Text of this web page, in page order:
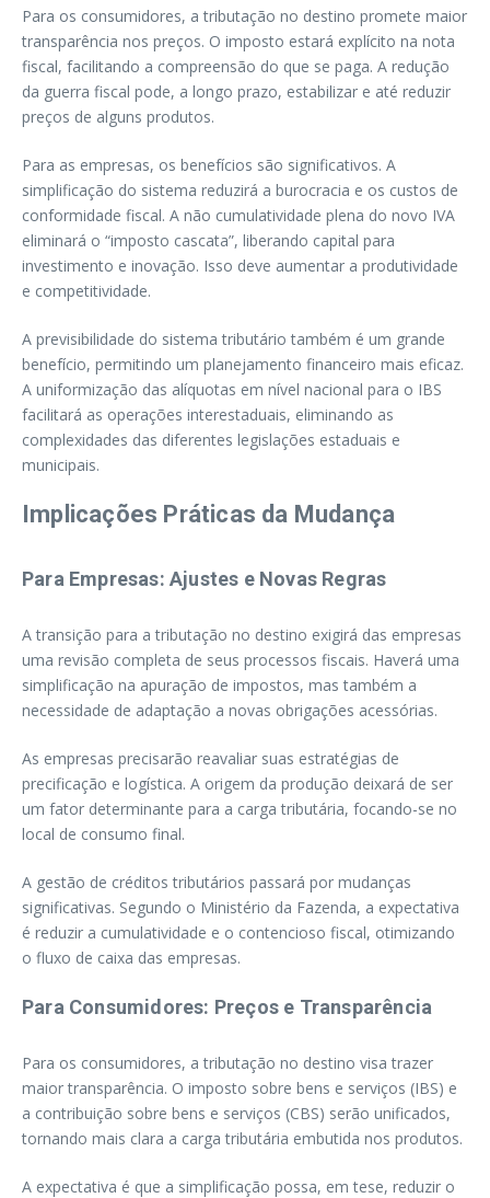
Para os consumidores, a tributação no destino promete maior
transparência nos preços. O imposto estará explícito na nota
fiscal, facilitando a compreensão do que se paga. A redução
da guerra fiscal pode, a longo prazo, estabilizar e até reduzir
preços de alguns produtos.
Para as empresas, os benefícios são significativos. A
simplificação do sistema reduzirá a burocracia e os custos de
conformidade fiscal. A não cumulatividade plena do novo IVA
eliminará o “imposto cascata”, liberando capital para
investimento e inovação. Isso deve aumentar a produtividade
e competitividade.
A previsibilidade do sistema tributário também é um grande
benefício, permitindo um planejamento financeiro mais eficaz.
A uniformização das alíquotas em nível nacional para o IBS
facilitará as operações interestaduais, eliminando as
complexidades das diferentes legislações estaduais e
municipais.
Implicações Práticas da Mudança
Para Empresas: Ajustes e Novas Regras
A transição para a tributação no destino exigirá das empresas
uma revisão completa de seus processos fiscais. Haverá uma
simplificação na apuração de impostos, mas também a
necessidade de adaptação a novas obrigações acessórias.
As empresas precisarão reavaliar suas estratégias de
precificação e logística. A origem da produção deixará de ser
um fator determinante para a carga tributária, focando-se no
local de consumo final.
A gestão de créditos tributários passará por mudanças
significativas. Segundo o Ministério da Fazenda, a expectativa
é reduzir a cumulatividade e o contencioso fiscal, otimizando
o fluxo de caixa das empresas.
Para Consumidores: Preços e Transparência
Para os consumidores, a tributação no destino visa trazer
maior transparência. O imposto sobre bens e serviços (IBS) e
a contribuição sobre bens e serviços (CBS) serão unificados,
tornando mais clara a carga tributária embutida nos produtos.
A expectativa é que a simplificação possa, em tese, reduzir o